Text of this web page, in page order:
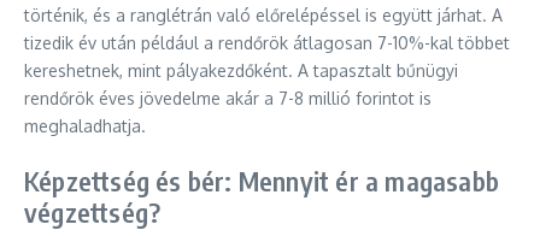
történik, és a ranglétrán való előrelépéssel is együtt járhat. A
tizedik év után például a rendőrök átlagosan 7-10%-kal többet
kereshetnek, mint pályakezdőként. A tapasztalt bűnügyi
rendőrök éves jövedelme akár a 7-8 millió forintot is
meghaladhatja.
Képzettség és bér: Mennyit ér a magasabb
végzettség?